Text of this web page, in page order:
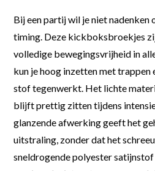
Bij een partij wil je niet nadenken
timing. Deze kickboksbroekjes
volledige bewegingsvrijheid in
kun je hoog inzetten met trappen
stof tegenwerkt. Het lichte
blijft prettig zitten tijdens
glanzende afwerking geeft het
uitstraling, zonder dat het
sneldrogende polyester satijnstof